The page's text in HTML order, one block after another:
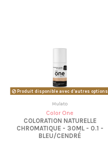
Produit disponible avec d'autres options
Mulato
Color One
COLORATION NATURELLE
CHROMATIQUE - 30ML - 0.1 -
BLEU/CENDRÉ